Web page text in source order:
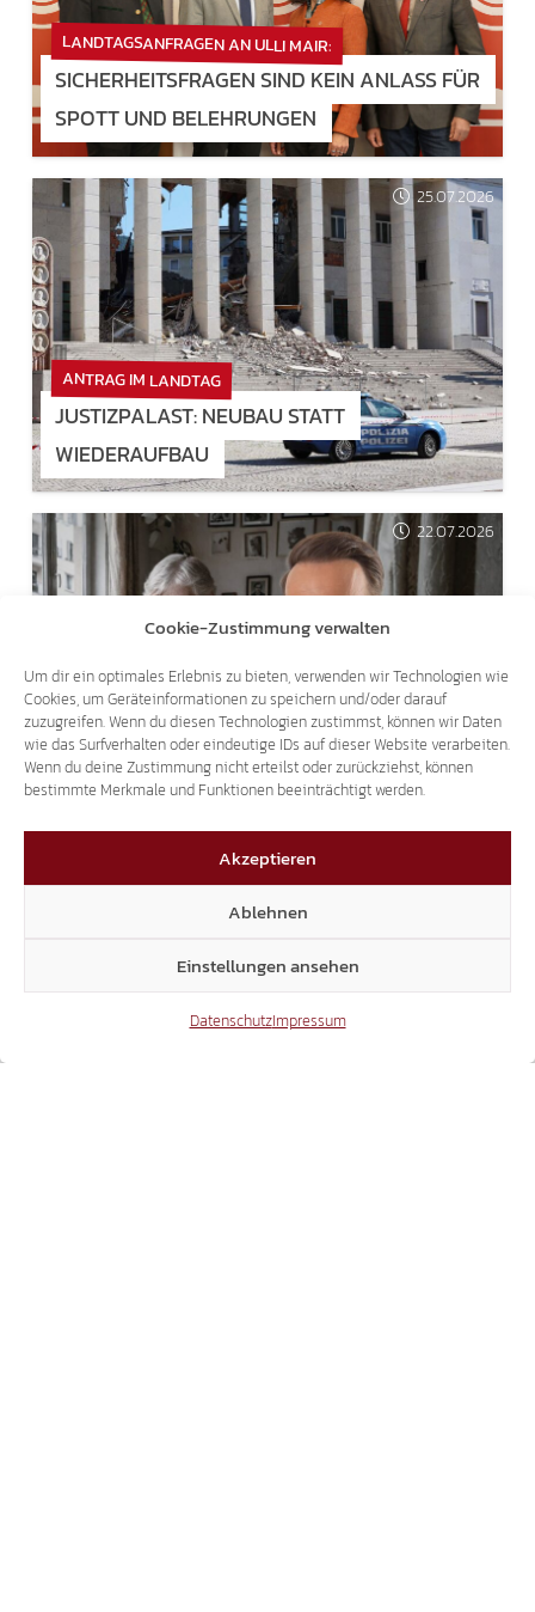
Cookie-Zustimmung verwalten
Um dir ein optimales Erlebnis zu bieten, verwenden wir Technologien wie
Cookies, um Geräteinformationen zu speichern und/oder darauf
zuzugreifen. Wenn du diesen Technologien zustimmst, können wir Daten
wie das Surfverhalten oder eindeutige IDs auf dieser Website verarbeiten.
Wenn du deine Zustimmung nicht erteilst oder zurückziehst, können
bestimmte Merkmale und Funktionen beeinträchtigt werden.
Akzeptieren
Ablehnen
Einstellungen ansehen
DatenschutzImpressum
LANDTAGSANFRAGEN AN ULLI MAIR:
SICHERHEITSFRAGEN SIND KEIN ANLASS FÜR
SPOTT UND BELEHRUNGEN
25.07.2026
ANTRAG IM LANDTAG
JUSTIZPALAST: NEUBAU STATT
WIEDERAUFBAU
22.07.2026
ANTRAG ABGELEHNT:
MEHRHEIT IM LANDTAG SAGT NEIN ZU
MIETANPASSUNGEN FÜR RENTNER!